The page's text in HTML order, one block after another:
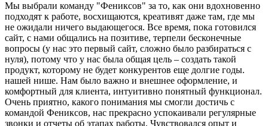
Мы выбрали команду "Фениксов" за то, как они вдохновенно
подходят к работе, восхищаются, креативят даже там, где мы
не ожидали ничего выдающегося. Все время, пока готовился
сайт, с нами общались на позитиве, терпели бесконечные
вопросы (у нас это первый сайт, сложно было разбираться с
нуля), потому что у нас была общая цель – создать такой
продукт, которому не будет конкурентов еще долгие годы.
нашей нише. Нам было важно и внешнее оформление, и
комфортный для клиента, интуитивно понятный функционал.
Очень приятно, какого понимания мы смогли достичь с
командой Фениксов, нас прекрасно успокаивали регулярные
звонки и отчеты об этапах работы. Чувствовался опыт и